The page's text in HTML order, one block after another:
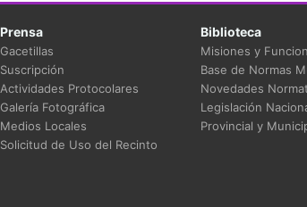
Prensa
Gacetillas
Suscripción
Actividades Protocolares
Galería Fotográfica
Medios Locales
Solicitud de Uso del Recinto
Biblioteca
Misiones y
Base de Normas
Novedades
Legislación
Provincial y